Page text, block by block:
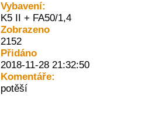
Vybavení:
K5 II + FA50/1,4
Zobrazeno
2152
Přidáno
2018-11-28 21:32:50
Komentáře:
potěší